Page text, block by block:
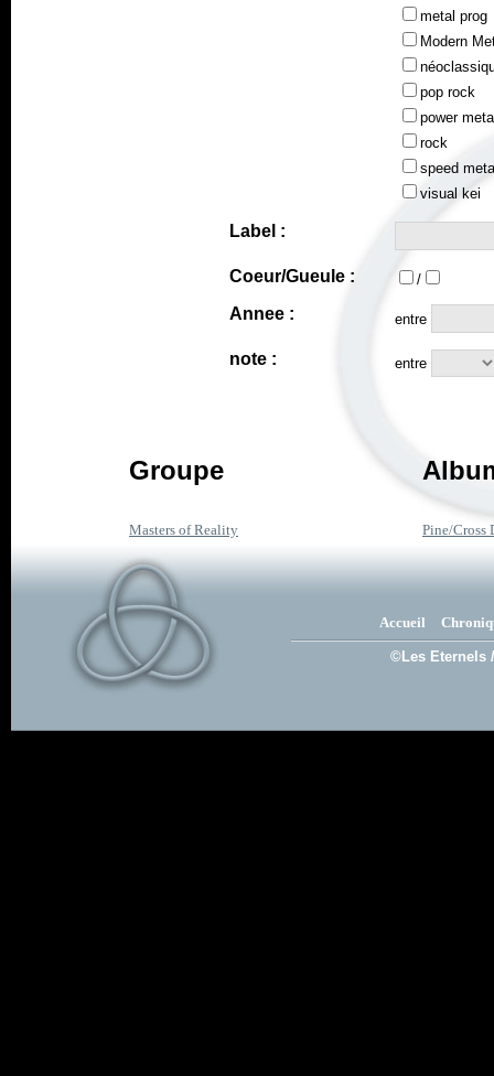
metal prog
Modern
pop rock
power
rock
speed
visual kei
Label :
Coeur/Gueule : /
Annee : entre
note : entre
Groupe
Masters of Reality Pine/Cross
Accueil
©Les Eternels